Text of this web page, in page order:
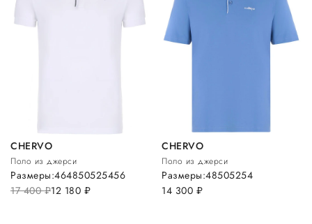
CHERVO
Поло из джерси
17 400руб.12 180 руб.
Размеры:464850525456
CHERVO
Поло из джерси
14 300 руб.
Размеры:48505254